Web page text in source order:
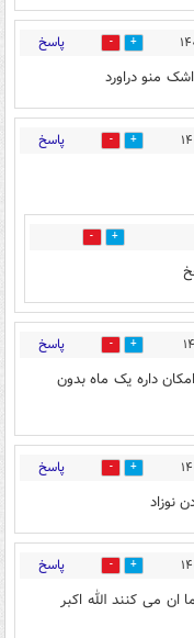
4 پاسخ
منو دراورد
2 پاسخ
1
2 پاسخ
داره یک ماه بدون
1 پاسخ
نوزاد
1 پاسخ
ان می کنند الله اکبر